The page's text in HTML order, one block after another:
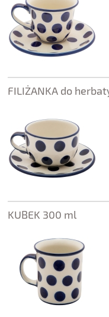
FILIŻANKA do
KUBEK 300 ml